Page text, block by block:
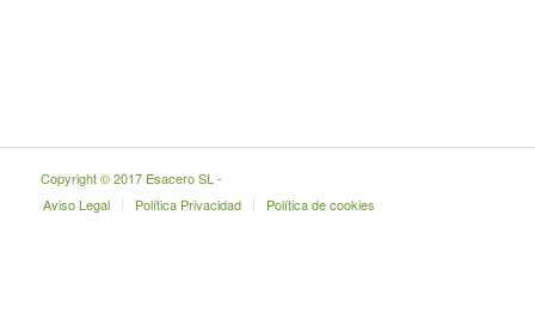
Copyright © 2017 Esacero SL -
Aviso Legal
Política Privacidad Política de cookies